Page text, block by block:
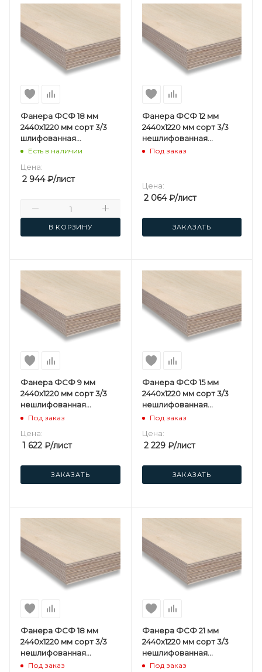
Фанера ФСФ 18 мм
2440х1220 мм сорт 3/3
шлифованная
березовая
Есть в наличии
Цена:
2 944₽/лист
В КОРЗИНУ
Фанера ФСФ 12 мм
2440х1220 мм сорт 3/3
нешлифованная
хвойная
Под заказ
Цена:
2 064₽/лист
ЗАКАЗАТЬ
Фанера ФСФ 9 мм
2440х1220 мм сорт 3/3
нешлифованная
хвойная
Под заказ
Цена:
1 622 ₽/лист
ЗАКАЗАТЬ
Фанера ФСФ 15 мм
2440х1220 мм сорт 3/3
нешлифованная
хвойная
Под заказ
Цена:
2 229₽/лист
ЗАКАЗАТЬ
Фанера ФСФ 18 мм
2440х1220 мм сорт 3/3
нешлифованная
хвойная
Под заказ
Фанера ФСФ 21 мм
2440х1220 мм сорт 3/3
нешлифованная
хвойная
Под заказ